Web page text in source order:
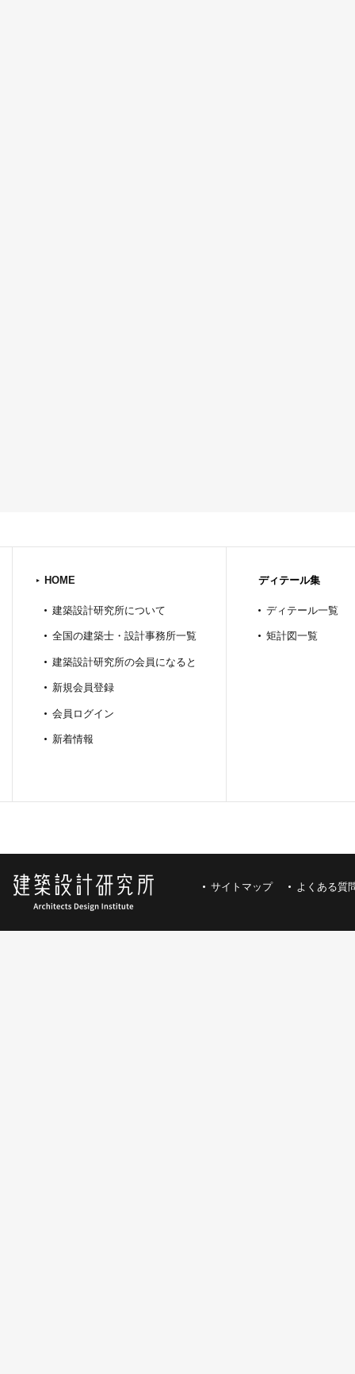
HOME
建築設計研究所について
全国の建築士・設計事務所一覧
建築設計研究所の会員になると
新規会員登録
会員ログイン
新着情報
ディテール集
ディテール一覧
矩計図一覧
サイトマップ よくある質